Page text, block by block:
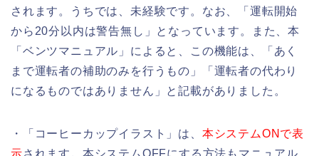
されます。うちでは、未経験です。なお、「運転開始
から20分以内は警告無し」となっています。また、本
「ベンツマニュアル」によると、この機能は、「あく
まで運転者の補助のみを行うもの」「運転者の代わり
になるものではありません」と記載がありました。
・「コーヒーカップイラスト」は、 本システムONで表